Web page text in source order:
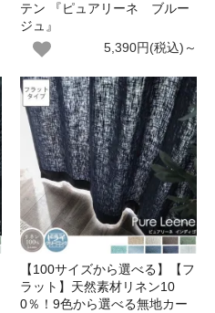
テン 『ピュアリーネ ブルー
ジュ』
5,390円(税込)～
【100サイズから選べる】【フ
ラット】天然素材リネン10
0％！9色から選べる無地カー